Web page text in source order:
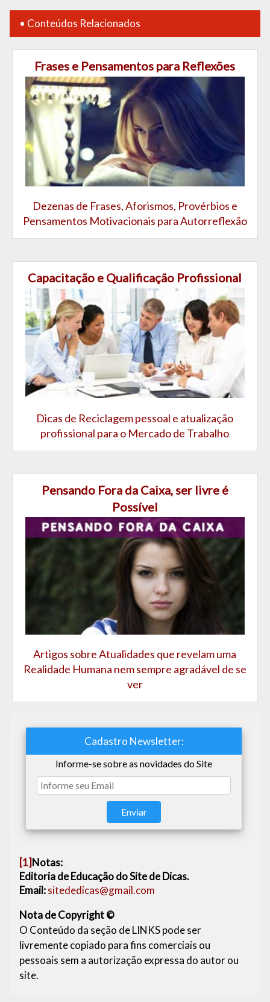
• Conteúdos Relacionados
Frases e Pensamentos para Reflexões
Dezenas de Frases, Aforismos, Provérbios e
Pensamentos Motivacionais para Autorreflexão
Capacitação e Qualificação Profissional
Dicas de Reciclagem pessoal e atualização
profissional para o Mercado de Trabalho
Pensando Fora da Caixa, ser livre é
Possível
Artigos sobre Atualidades que revelam uma
Realidade Humana nem sempre agradável de se
ver
Cadastro Newsletter:
Informe-se sobre as novidades do Site
[1]Notas:
Editoria de Educação do Site de Dicas.
Email:sitededicas@gmail.com
Nota de Copyright ©
O Conteúdo da seção de LINKS pode ser
livremente copiado para fins comerciais ou
pessoais sem a autorização expressa do autor ou
site.